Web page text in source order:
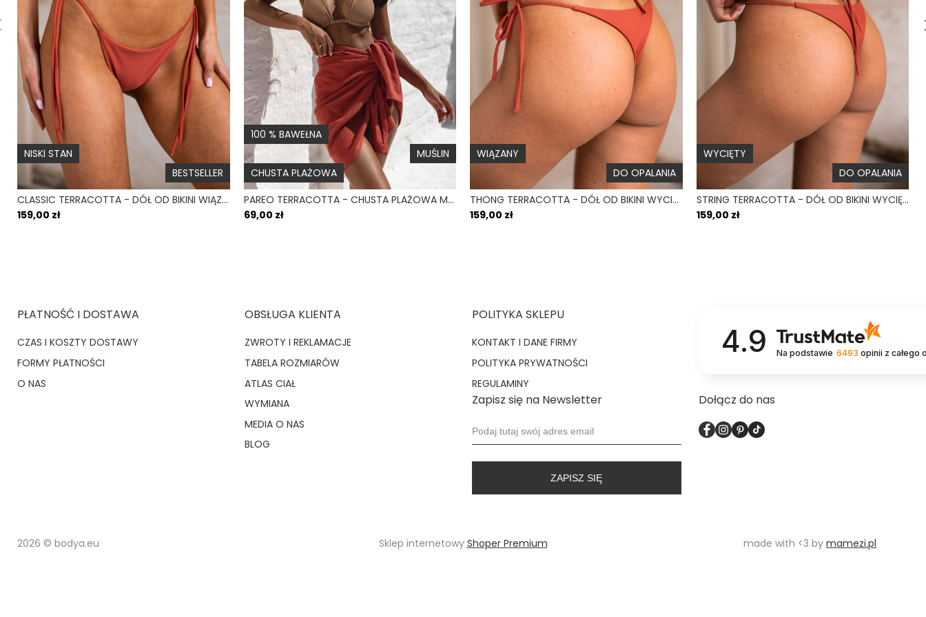
Kieszonka na wkładki
Typ ramiączek
Wiązane na szyi
Wsparcie biustu
Lekkie wsparcie
Na plecach, na szyi
Góra na duży biust i mały obwód pod biustem
NISKI STAN
BESTSELLER
CLASSIC TERRACOTTA - DÓŁ OD BIKINI WIĄZANY CEGLANY
159,00 zł
100 % BAWEŁNA
MUŚLIN
CHUSTA PLAŻOWA
PAREO TERRACOTTA - CHUSTA PLAŻOWA MUŚLINOWA CEGLANA
69,00 zł
WIĄZANY
DO OPALANIA
THONG TERRACOTTA - DÓŁ OD BIKINI WYCIĘTY WIĄZANY CEGLANY
159,00 zł
WYCIĘTY
DO OPALANIA
STRING TERRACOTTA - DÓŁ OD BIKINI WYCIĘTY CEGLANY
159,00 zł
PŁATNOŚĆ I DOSTAWA
CZAS I KOSZTY DOSTAWY
FORMY PŁATNOŚCI
O NAS
OBSŁUGA KLIENTA
ZWROTY I REKLAMACJE
TABELA ROZMIARÓW
ATLAS CIAŁ
WYMIANA
MEDIA O NAS
BLOG
POLITYKA SKLEPU
KONTAKT I DANE FIRMY
POLITYKA PRYWATNOŚCI
REGULAMINY
Zapisz się na Newsletter
ZAPISZ SIĘ
4.9 Na podstawie 6493 opinii z całego
Dołącz do nas
2026 © bodya.eu Sklep internetowy Shoper Premium made with <3 by mamezi.pl